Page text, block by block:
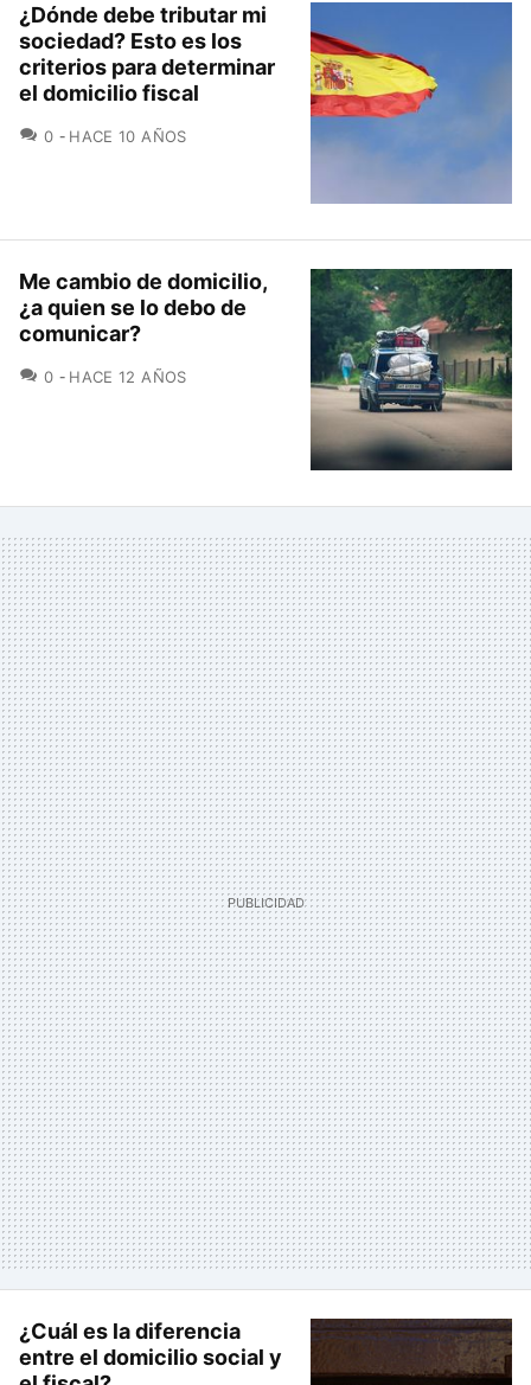
¿Dónde debe tributar mi
sociedad? Esto es los
criterios para determinar
el domicilio fiscal
0 COMENTARIOS
HACE 10 AÑOS
Me cambio de domicilio,
¿a quien se lo debo de
comunicar?
0 COMENTARIOS
HACE 12 AÑOS
¿Cuál es la diferencia
entre el domicilio social y